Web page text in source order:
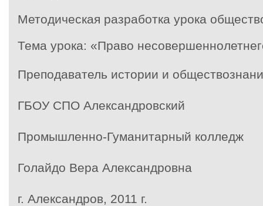
Методическая разработка урока
Тема урока: «Право
Преподаватель истории и
ГБОУ СПО Александровский
Промышленно-Гуманитарный колледж
Голайдо Вера Александровна
г. Александров, 2011 г.